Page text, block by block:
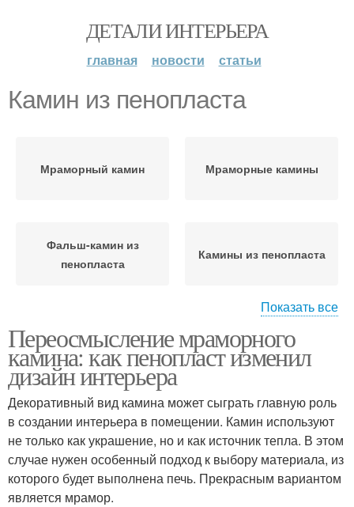
ДЕТАЛИ ИНТЕРЬЕРА
главная новости статьи
Камин из пенопласта
Мраморный камин Мраморные камины
Фальш-камин из
пенопласта
Камины из пенопласта
Картонный камин Камин из картона
Пенопласт в хорошем
состоянии
Пенопласт в качестве
Показать все
Переосмысление мраморного
камина: как пенопласт изменил
дизайн интерьера
Декоративный вид камина может сыграть главную роль
в создании интерьера в помещении. Камин используют
не только как украшение, но и как источник тепла. В этом
случае нужен особенный подход к выбору материала, из
которого будет выполнена печь. Прекрасным вариантом
является мрамор.